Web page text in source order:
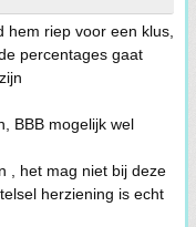
hem riep voor een klus,
percentages gaat
BBB mogelijk wel
, het mag niet bij deze
herziening is echt